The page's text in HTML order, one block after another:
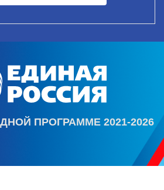
ПРОГРАММЕ 2021-2026